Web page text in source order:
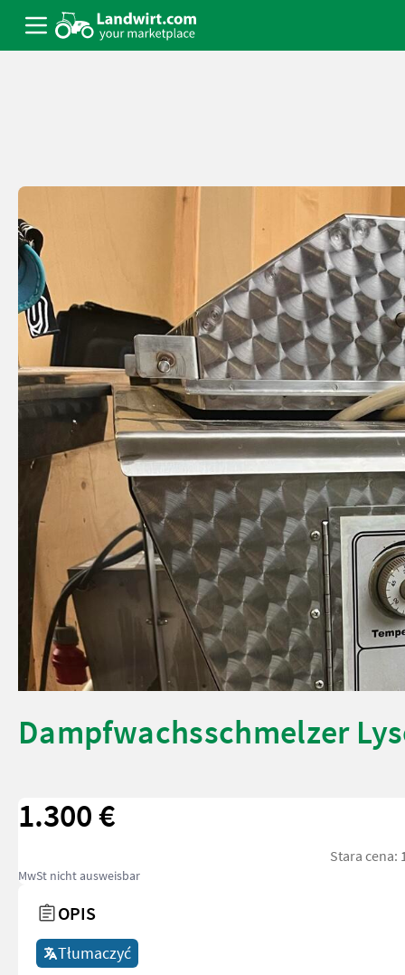
Dampfwachsschmelzer
1.300 €
Stara cena:
MwSt nicht ausweisbar
OPIS
Tłumaczyć